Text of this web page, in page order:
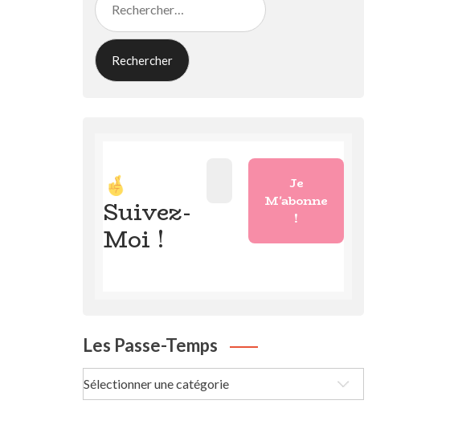
Suivez-
Moi !
Les Passe-Temps